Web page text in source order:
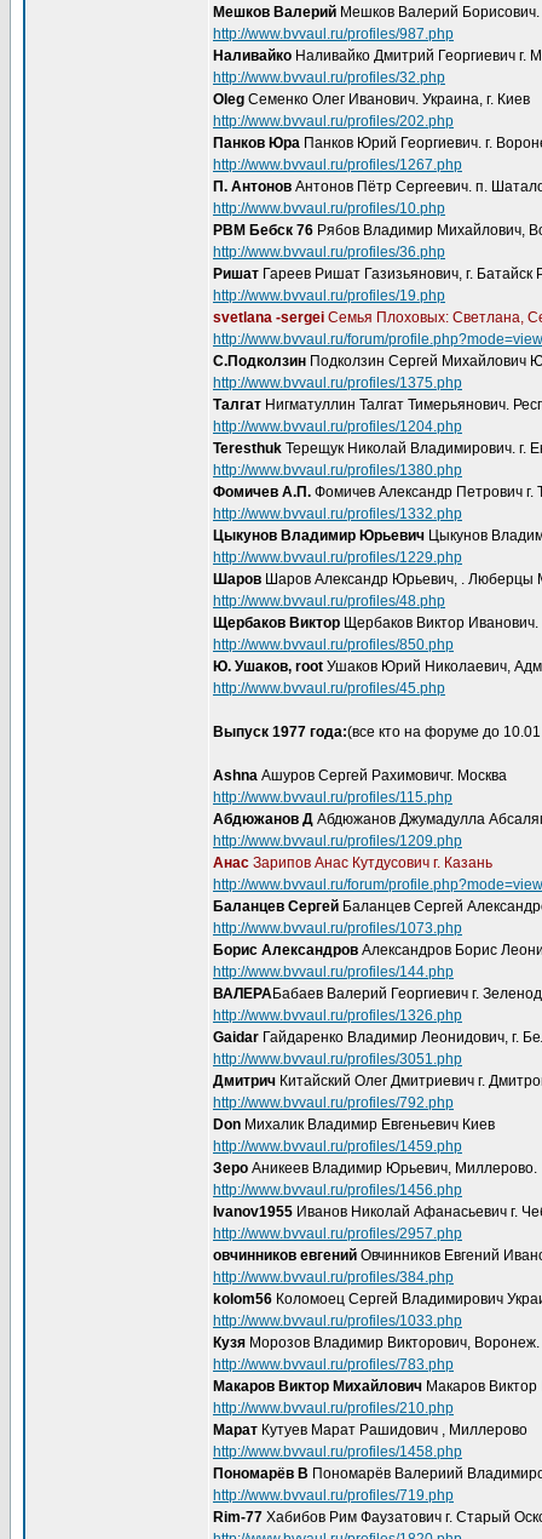
Мешков Валерий Мешков Валерий Борисович.
http://www.bvvaul.ru/profiles/987.php
Наливайко Наливайко Дмитрий Георгиевич г.
http://www.bvvaul.ru/profiles/32.php
Oleg Семенко Олег Иванович. Украина, г. Киев
http://www.bvvaul.ru/profiles/202.php
Панков Юра Панков Юрий Георгиевич. г.
http://www.bvvaul.ru/profiles/1267.php
П. Антонов Антонов Пётр Сергеевич. п.
http://www.bvvaul.ru/profiles/10.php
РВМ Бебск 76 Рябов Владимир Михайлович,
http://www.bvvaul.ru/profiles/36.php
Ришат Гареев Ришат Газизьянович, г. Батайск
http://www.bvvaul.ru/profiles/19.php
svetlana -sergei Семья Плоховых: Светлана,
http://www.bvvaul.ru/forum/
С.Подколзин Подколзин Сергей Михайлович
http://www.bvvaul.ru/profiles/1375.php
Талгат Нигматуллин Талгат Тимерьянович.
http://www.bvvaul.ru/profiles/1204.php
Teresthuk Терещук Николай Владимирович. г.
http://www.bvvaul.ru/profiles/1380.php
Фомичев А.П. Фомичев Александр Петрович г.
http://www.bvvaul.ru/profiles/1332.php
Цыкунов Владимир Юрьевич Цыкунов
http://www.bvvaul.ru/profiles/1229.php
Шаров Шаров Александр Юрьевич, . Люберцы
http://www.bvvaul.ru/profiles/48.php
Щербаков Виктор Щербаков Виктор Иванович.
http://www.bvvaul.ru/profiles/850.php
Ю. Ушаков, root Ушаков Юрий Николаевич,
http://www.bvvaul.ru/profiles/45.php
Выпуск 1977 года:(все кто на форуме до
Ashna Ашуров Сергей Рахимовичг. Москва
http://www.bvvaul.ru/profiles/115.php
Абдюжанов Д Абдюжанов Джумадулла
http://www.bvvaul.ru/profiles/1209.php
Анас Зарипов Анас Кутдусович г. Казань
http://www.bvvaul.ru/forum/
Баланцев Сергей Баланцев Сергей
http://www.bvvaul.ru/profiles/1073.php
Борис Александров Александров Борис
http://www.bvvaul.ru/profiles/144.php
ВАЛЕРАБабаев Валерий Георгиевич г.
http://www.bvvaul.ru/profiles/1326.php
Gaidar Гайдаренко Владимир Леонидович, г.
http://www.bvvaul.ru/profiles/3051.php
Дмитрич Китайский Олег Дмитриевич г.
http://www.bvvaul.ru/profiles/792.php
Don Михалик Владимир Евгеньевич Киев
http://www.bvvaul.ru/profiles/1459.php
Зеро Аникеев Владимир Юрьевич, Миллерово.
http://www.bvvaul.ru/profiles/1456.php
Ivanov1955 Иванов Николай Афанасьевич г.
http://www.bvvaul.ru/profiles/2957.php
овчинников евгений Овчинников Евгений
http://www.bvvaul.ru/profiles/384.php
kolom56 Коломоец Сергей Владимирович
http://www.bvvaul.ru/profiles/1033.php
Кузя Морозов Владимир Викторович, Воронеж.
http://www.bvvaul.ru/profiles/783.php
Макаров Виктор Михайлович Макаров
http://www.bvvaul.ru/profiles/210.php
Марат Кутуев Марат Рашидович , Миллерово
http://www.bvvaul.ru/profiles/1458.php
Пономарёв В Пономарёв Валериий
http://www.bvvaul.ru/profiles/719.php
Rim-77 Хабибов Рим Фаузатович г. Старый